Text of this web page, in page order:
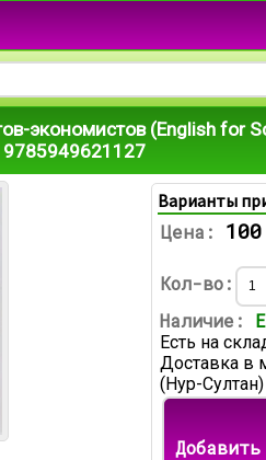
экономистов (English for
Варианты
Цена:
Кол-во:
Наличие:
Есть на
Доставка в
(Нур-